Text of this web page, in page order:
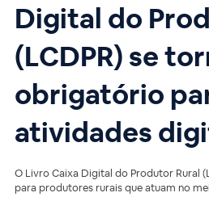
Digital do
(LCDPR) se
obrigatório
atividades
O Livro Caixa Digital do Produtor Rural
para produtores rurais que atuam no